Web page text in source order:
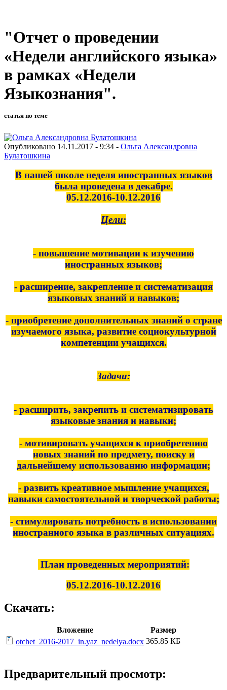
"Отчет о проведении
«Недели английского языка»
в рамках «Недели
Языкознания".
статья по теме
Опубликовано 14.11.2017 - 9:34 - Ольга Александровна
Булатошкина
В нашей школе неделя иностранных языков
была проведена в декабре.
05.12.2016-10.12.2016
Цели:
- повышение мотивации к изучению
иностранных языков;
- расширение, закрепление и систематизация
языковых знаний и навыков;
- приобретение дополнительных знаний о стране
изучаемого языка, развитие социокультурной
компетенции учащихся.
Задачи:
- расширить, закрепить и систематизировать
языковые знания и навыки;
- мотивировать учащихся к приобретению
новых знаний по предмету, поиску и
дальнейшему использованию информации;
- развить креативное мышление учащихся,
навыки самостоятельной и творческой работы;
- стимулировать потребность в использовании
иностранного языка в различных ситуациях.
План проведенных мероприятий:
05.12.2016-10.12.2016
Скачать:
Вложение
Размер
otchet_2016-2017_in.yaz_nedelya.docx 365.85 КБ
Предварительный просмотр: